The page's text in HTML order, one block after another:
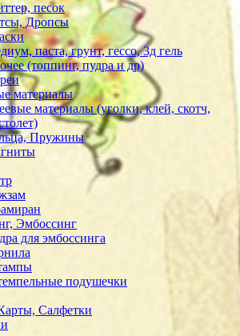
песок
Дропсы
паста, грунт, гессо, 3д гель
(топпинг, пудра и др)
материалы
материалы (уголки, клей, скотч,
Пружины
Эмбоссинг
для эмбоссинга
подушечки
Салфетки